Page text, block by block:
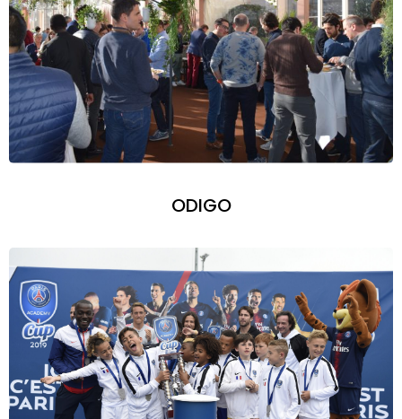
ODIGO